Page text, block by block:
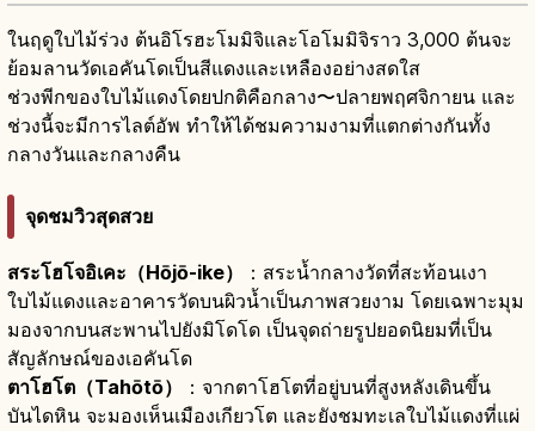
ในฤดูใบไม้ร่วง ต้นอิโรฮะโมมิจิและโอโมมิจิราว 3,000 ต้นจะ
ย้อมลานวัดเอคันโดเป็นสีแดงและเหลืองอย่างสดใส
ช่วงพีกของใบไม้แดงโดยปกติคือกลาง〜ปลายพฤศจิกายน และ
ช่วงนี้จะมีการไลต์อัพ ทำให้ได้ชมความงามที่แตกต่างกันทั้ง
กลางวันและกลางคืน
จุดชมวิวสุดสวย
สระโฮโจอิเคะ（Hōjō-ike）
：สระน้ำกลางวัดที่สะท้อนเงา
ใบไม้แดงและอาคารวัดบนผิวน้ำเป็นภาพสวยงาม โดยเฉพาะมุม
มองจากบนสะพานไปยังมิโดโด เป็นจุดถ่ายรูปยอดนิยมที่เป็น
สัญลักษณ์ของเอคันโด
ตาโฮโต（Tahōtō）
：จากตาโฮโตที่อยู่บนที่สูงหลังเดินขึ้น
บันไดหิน จะมองเห็นเมืองเกียวโต และยังชมทะเลใบไม้แดงที่แผ่